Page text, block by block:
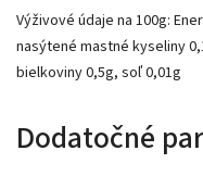
Výživové údaje na 100g:
nasýtené mastné kyseliny
bielkoviny 0,5g, soľ 0,01g
Dodatočné